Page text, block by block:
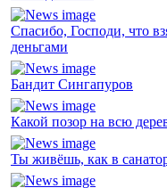
Спасибо, Господи, что
деньгами
Бандит Сингапуров
Какой позор на всю
Ты живёшь, как в